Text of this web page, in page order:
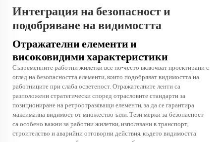
Интеграция на безопасност и
подобряване на видимостта
Отражателни елементи и
високовидими характеристики
Съвременните работни жилетки все по-често включват проектирани с
оглед на безопасността елементи, които подобряват видимостта на
работниците при слаба осветеност. Отражателните ленти са
разположени стратегически според отрасловите стандарти за
позициониране на ретроотразяващи елементи, за да се гарантира
максимална видимост от множество ъгли. Тези мерки за безопасност
са особено важни за работни жилетки, използвани в транспорт,
строителство и аварийни отговорни действия, където видимостта